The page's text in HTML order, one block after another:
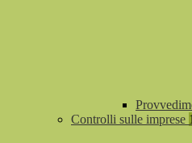
Controlli sulle imprese 1